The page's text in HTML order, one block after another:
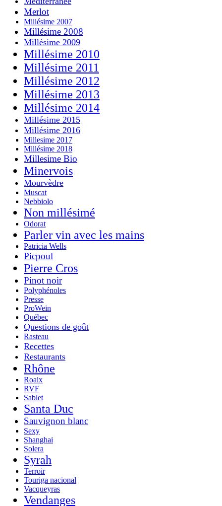
Merlot
Millésime 2007
Millésime 2008
Millésime 2009
Millésime 2010
Millésime 2011
Millésime 2012
Millésime 2013
Millésime 2014
Millésime 2015
Millésime 2016
Millesime 2017
Millésime 2018
Millesime Bio
Minervois
Mourvèdre
Muscat
Nebbiolo
Non millésimé
Odorat
Parler vin avec les mains
Patricia Wells
Picpoul
Pierre Cros
Pinot noir
Polyphénoles
Presse
ProWein
Québec
Questions de goût
Rasteau
Recettes
Restaurants
Rhône
Roaix
RVF
Sablet
Santa Duc
Sauvignon blanc
Sexy
Shanghai
Solera
Syrah
Terroir
Touriga nacional
Vacqueyras
Vendanges